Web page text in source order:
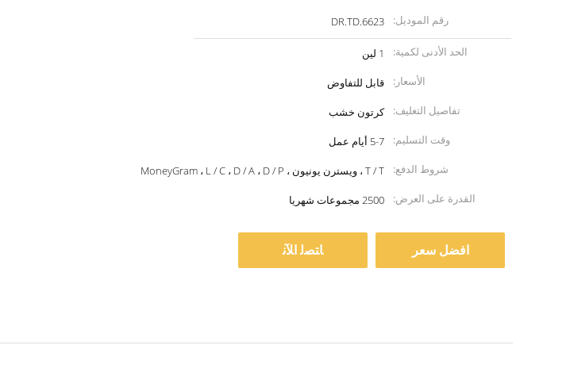
رقم الموديل:
DR.TD.6623
الحد الأدنى لكمية:
1 لين
الأسعار:
قابل للتفاوض
تفاصيل التغليف:
كرتون خشب
وقت التسليم:
5-7 أيام عمل
شروط الدفع:
T / T ، ويسترن يونيون ، MoneyGram ، L / C ، D / A ، D / P
القدرة على العرض:
2500 مجموعات شهريا
افضل سعر ﺎﺘﺼﻟ ﺍﻶﻧ